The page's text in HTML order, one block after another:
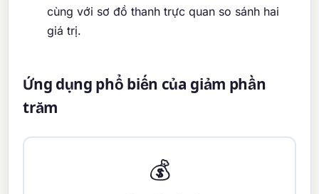
cùng với sơ đồ thanh trực quan so sánh hai
giá trị.
Ứng dụng phổ biến của giảm phần
trăm
💰